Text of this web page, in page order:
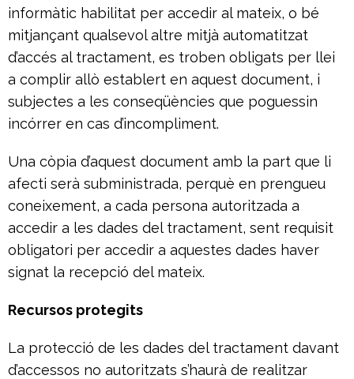
informàtic habilitat per accedir al mateix, o bé
mitjançant qualsevol altre mitjà automatitzat
d’accés al tractament, es troben obligats per llei
a complir allò establert en aquest document, i
subjectes a les conseqüències que poguessin
incórrer en cas d’incompliment.
Una còpia d’aquest document amb la part que li
afecti serà subministrada, perquè en prengueu
coneixement, a cada persona autoritzada a
accedir a les dades del tractament, sent requisit
obligatori per accedir a aquestes dades haver
signat la recepció del mateix.
Recursos protegits
La protecció de les dades del tractament davant
d’accessos no autoritzats s’haurà de realitzar